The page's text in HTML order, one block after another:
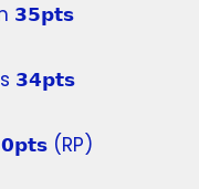
𝟯𝟱𝗽𝘁𝘀
𝟯𝟰𝗽𝘁𝘀
(RP)